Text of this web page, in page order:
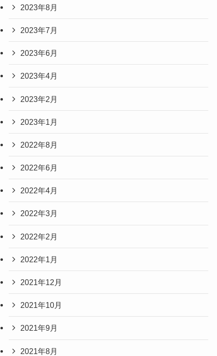
2023年8月
2023年7月
2023年6月
2023年4月
2023年2月
2023年1月
2022年8月
2022年6月
2022年4月
2022年3月
2022年2月
2022年1月
2021年12月
2021年10月
2021年9月
2021年8月